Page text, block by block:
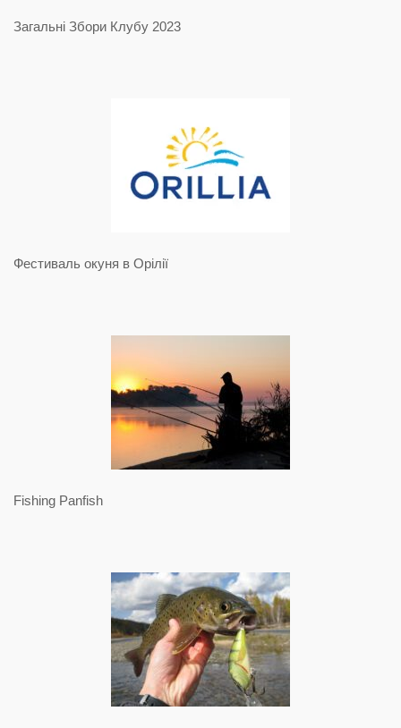
Загальні Збори Клубу 2023
Фестиваль окуня в Орілії
Fishing Panfish